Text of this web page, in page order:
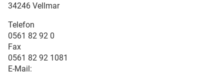
34246 Vellmar
Telefon
0561 82 92 0
Fax
0561 82 92 1081
E-Mail: